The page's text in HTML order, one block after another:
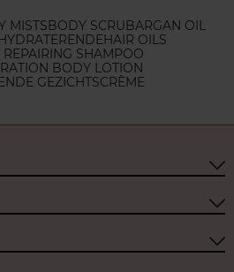
MISTSBODY SCRUBARGAN OIL
HYDRATERENDEHAIR OILS
SHAMPOO
BODY LOTION
GEZICHTSCRÈME